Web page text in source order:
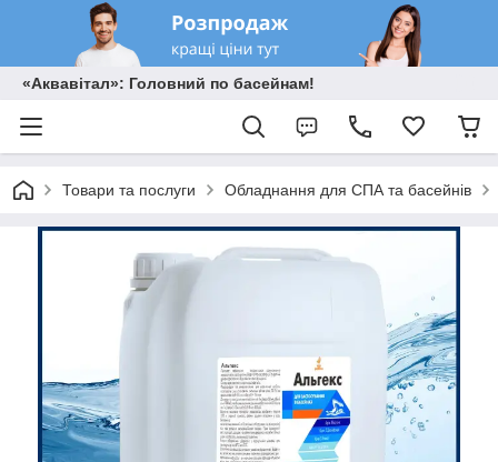
«Аквавітал»: Головний по басейнам!
Товари та послуги Обладнання для СПА та басейнів